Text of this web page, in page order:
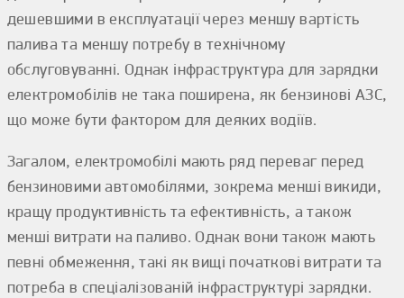
дешевшими в експлуатації через меншу вартість
палива та меншу потребу в технічному
обслуговуванні. Однак інфраструктура для зарядки
електромобілів не така поширена, як бензинові АЗС,
що може бути фактором для деяких водіїв.
Загалом, електромобілі мають ряд переваг перед
бензиновими автомобілями, зокрема менші викиди,
кращу продуктивність та ефективність, а також
менші витрати на паливо. Однак вони також мають
певні обмеження, такі як вищі початкові витрати та
потреба в спеціалізованій інфраструктурі зарядки.